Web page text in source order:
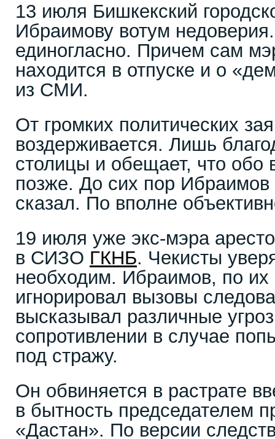
13 июля Бишкекский
Ибраимову вотум
единогласно. Причем сам
находится в отпуске и о
из СМИ.
От громких политических
воздерживается. Лишь
столицы и обещает, что обо
позже. До сих пор Ибраимов
сказал. По вполне
19 июля уже экс-мэра
в СИЗО ГКНБ. Чекисты
необходим. Ибраимов, по их
игнорировал вызовы
высказывал различные
сопротивлении в случае
под стражу.
Он обвиняется в растрате
в бытность председателем
«Дастан». По версии